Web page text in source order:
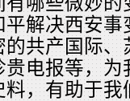
平解决西安
的共产国际
贵电报等，
料，有助于